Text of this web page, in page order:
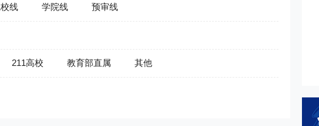
线 学院线 预审线
211高校 教育部直属 其他